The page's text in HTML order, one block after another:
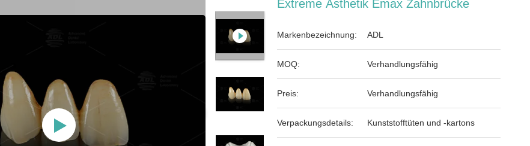
Extreme Ästhetik Emax Zahnbrücke
Markenbezeichnung: ADL
MOQ: Verhandlungsfähig
Preis: Verhandlungsfähig
Verpackungsdetails: Kunststofftüten und -kartons